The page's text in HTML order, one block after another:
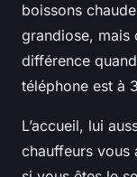
boissons
grandiose, mais
différence
téléphone est à
L’accueil, lui
chauffeurs vous